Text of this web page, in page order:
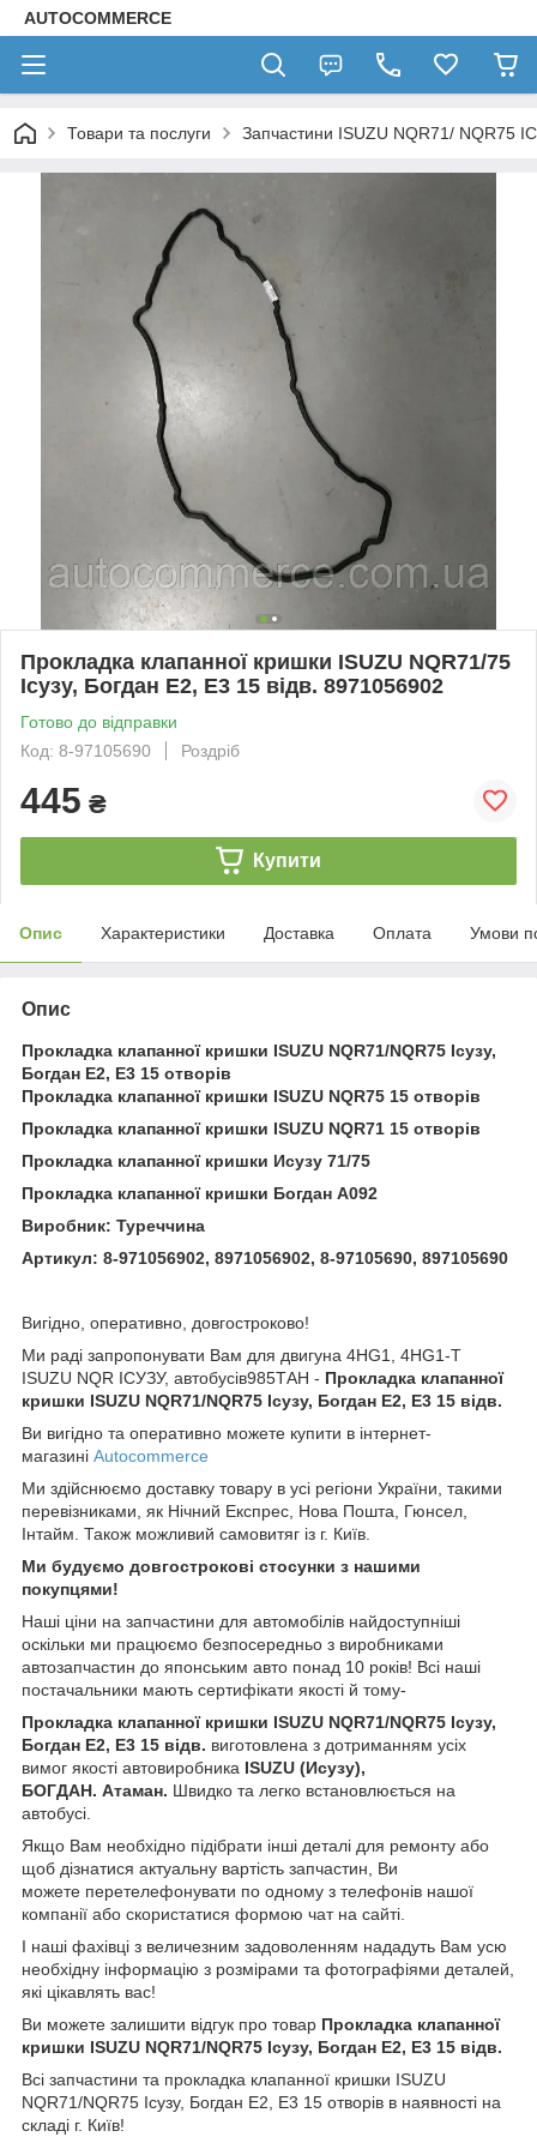
AUTOCOMMERCE
Товари та послуги Запчастини ISUZU NQR71/ NQR75
Прокладка клапанної кришки ISUZU NQR71/75
Ісузу, Богдан Е2, Е3 15 відв. 8971056902
Готово до відправки
Код: 8-97105690
Роздріб
445 ₴
Купити
Опис Характеристики Доставка Оплата Умови
Опис
Прокладка клапанної кришки ISUZU NQR71/NQR75 Ісузу,
Богдан Е2, Е3 15 отворів
Прокладка клапанної кришки ISUZU NQR75 15 отворів
Прокладка клапанної кришки ISUZU NQR71 15 отворів
Прокладка клапанної кришки Исузу 71/75
Прокладка клапанної кришки Богдан А092
Виробник: Туреччина
Артикул: 8-971056902, 8971056902, 8-97105690, 897105690
Вигідно, оперативно, довгостроково!
Ми раді запропонувати Вам для двигуна 4HG1, 4HG1-T
ISUZU NQR ІСУЗУ, автобусів985ТАН - Прокладка клапанної
кришки ISUZU NQR71/NQR75 Ісузу, Богдан Е2, Е3 15 відв.
Ви вигідно та оперативно можете купити в інтернет-
магазині Autocommerce
Ми здійснюємо доставку товару в усі регіони України, такими
перевізниками, як Нічний Експрес, Нова Пошта, Гюнсел,
Інтайм. Також можливий самовитяг із г. Київ.
Ми будуємо довгострокові стосунки з нашими
покупцями!
Наші ціни на запчастини для автомобілів найдоступніші
оскільки ми працюємо безпосередньо з виробниками
автозапчастин до японським авто понад 10 років! Всі наші
постачальники мають сертифікати якості й тому-
Прокладка клапанної кришки ISUZU NQR71/NQR75 Ісузу,
Богдан Е2, Е3 15 відв. виготовлена з дотриманням усіх
вимог якості автовиробника ISUZU (Исузу),
БОГДАН. Атаман. Швидко та легко встановлюється на
автобусі.
Якщо Вам необхідно підібрати інші деталі для ремонту або
щоб дізнатися актуальну вартість запчастин, Ви
можете перетелефонувати по одному з телефонів нашої
компанії або скористатися формою чат на сайті.
І наші фахівці з величезним задоволенням нададуть Вам усю
необхідну інформацію з розмірами та фотографіями деталей,
які цікавлять вас!
Ви можете залишити відгук про товар Прокладка клапанної
кришки ISUZU NQR71/NQR75 Ісузу, Богдан Е2, Е3 15 відв.
Всі запчастини та прокладка клапанної кришки ISUZU
NQR71/NQR75 Ісузу, Богдан Е2, Е3 15 отворів в наявності на
складі г. Київ!